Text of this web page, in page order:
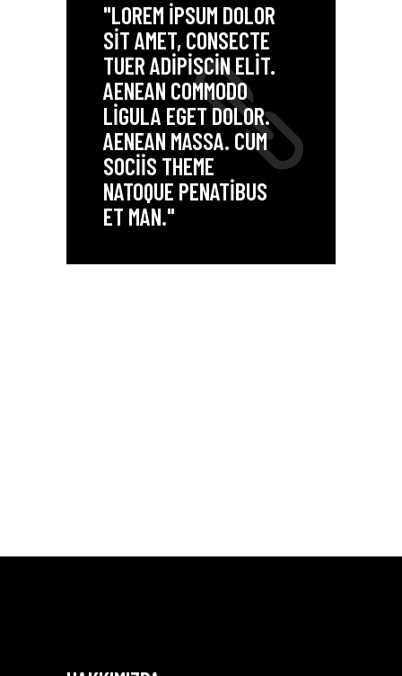
"LOREM IPSUM DOLOR
SIT AMET, CONSECTE
TUER ADIPISCIN ELIT.
AENEAN COMMODO
LIGULA EGET DOLOR.
AENEAN MASSA. CUM
SOCIIS THEME
NATOQUE PENATIBUS
ET MAN."